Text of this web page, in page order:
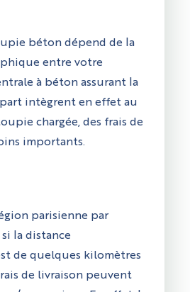
béton dépend de la
entre votre
à béton assurant la
intègrent en effet au
chargée, des frais de
importants.
parisienne par
la distance
de quelques kilomètres
de livraison peuvent